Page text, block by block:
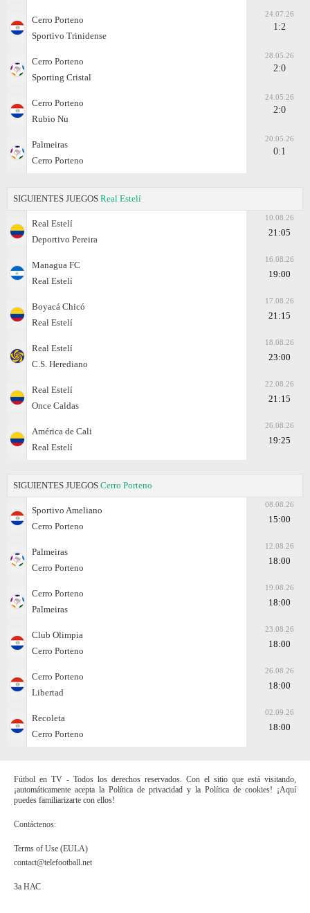
Cerro Porteno
Sportivo Trinidense
24.07.26
1:2
Cerro Porteno
Sporting Cristal
28.05.26
2:0
Cerro Porteno
Rubio Nu
24.05.26
2:0
Palmeiras
Cerro Porteno
20.05.26
0:1
SIGUIENTES JUEGOS Real Estelí
Real Estelí
Deportivo Pereira
10.08.26
21:05
Managua FC
Real Estelí
16.08.26
19:00
Boyacá Chicó
Real Estelí
17.08.26
21:15
Real Estelí
C.S. Herediano
18.08.26
23:00
Real Estelí
Once Caldas
22.08.26
21:15
América de Cali
Real Estelí
26.08.26
19:25
SIGUIENTES JUEGOS Cerro Porteno
Sportivo Ameliano
Cerro Porteno
08.08.26
15:00
Palmeiras
Cerro Porteno
12.08.26
18:00
Cerro Porteno
Palmeiras
19.08.26
18:00
Club Olimpia
Cerro Porteno
23.08.26
18:00
Cerro Porteno
Libertad
26.08.26
18:00
Recoleta
Cerro Porteno
02.09.26
18:00
Fútbol en TV - Todos los derechos reservados. Con el sitio que está visitando,
¡automáticamente acepta la Política de privacidad y la Política de cookies! ¡Aquí
puedes familiarizarte con ellos!
Contáctenos:
Terms of Use (EULA)
contact@telefootball.net
За НАС